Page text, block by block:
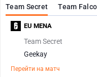
Team Secret Team
Team Secret
Geekay
Перейти на матч
EU MENA